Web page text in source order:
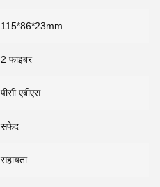
115*86*23mm
2 फाइबर
पीसी एबीएस
सफेद
सहायता